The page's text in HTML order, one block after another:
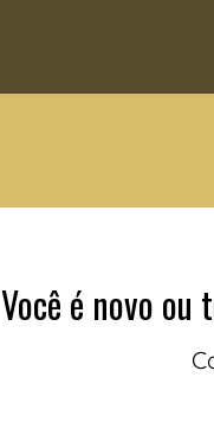
Você é novo ou